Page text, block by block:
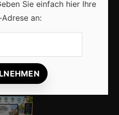
bleibt der
regionale Kunden
Sie einfach hier Ihre
an: